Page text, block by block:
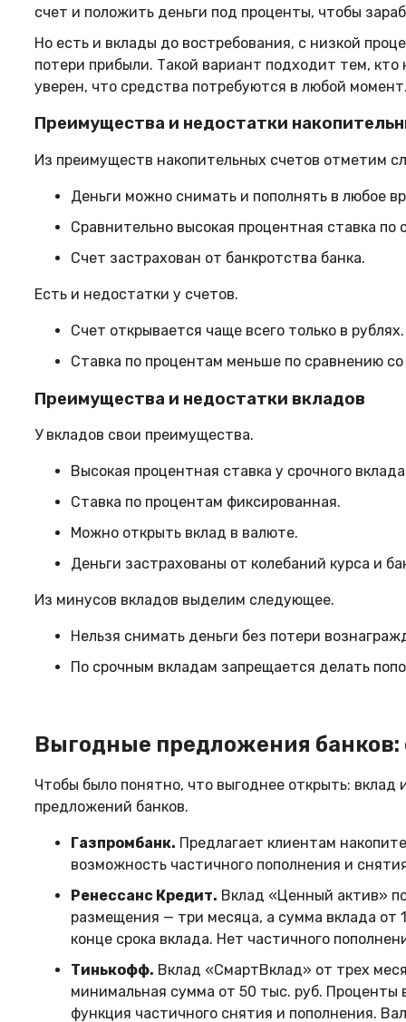
счет и положить деньги под проценты, чтобы
Но есть и вклады до востребования, с низкой
потери прибыли. Такой вариант подходит тем, кто
уверен, что средства потребуются в любой
Преимущества и недостатки
Из преимуществ накопительных счетов отметим
Деньги можно снимать и пополнять в любое
Сравнительно высокая процентная ставка
Счет застрахован от банкротства банка.
Есть и недостатки у счетов.
Счет открывается чаще всего только в рублях.
Ставка по процентам меньше по сравнению
Преимущества и недостатки вкладов
У вкладов свои преимущества.
Высокая процентная ставка у срочного
Ставка по процентам фиксированная.
Можно открыть вклад в валюте.
Деньги застрахованы от колебаний курса и
Из минусов вкладов выделим следующее.
Нельзя снимать деньги без потери
По срочным вкладам запрещается делать
Выгодные предложения банков:
Чтобы было понятно, что выгоднее открыть:
предложений банков.
Газпромбанк. Предлагает клиентам
возможность частичного пополнения и
Ренессанс Кредит. Вклад «Ценный актив»
размещения — три месяца, а сумма вклада от
конце срока вклада. Нет частичного
Тинькофф. Вклад «СмартВклад» от трех
минимальная сумма от 50 тыс. руб.
функция частичного снятия и пополнения.